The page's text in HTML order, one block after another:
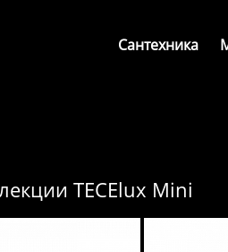
Сантехника
TECElux Mini